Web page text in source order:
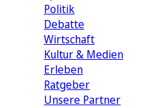
Politik
Debatte
Wirtschaft
Kultur & Medien
Erleben
Ratgeber
Unsere Partner